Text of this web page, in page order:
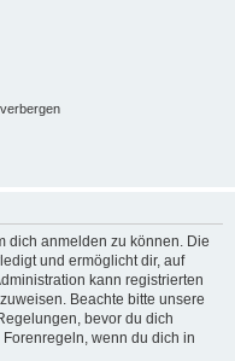
dich anmelden zu können. Die
und ermöglicht dir, auf
kann registrierten
Beachte bitte unsere
bevor du dich
wenn du dich in